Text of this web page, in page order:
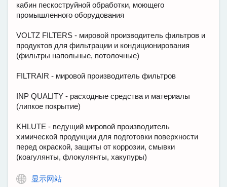
кабин пескоструйной обработки, моющего
промышленного оборудования
VOLTZ FILTERS - мировой производитель фильтров и
продуктов для фильтрации и кондиционирования
(фильтры напольные, потолочные)
FILTRAIR - мировой производитель фильтров
INP QUALITY - расходные средства и материалы
(липкое покрытие)
KHLUTE - ведущий мировой производитель
химической продукции для подготовки поверхности
перед окраской, защиты от коррозии, смывки
(коагулянты, флокулянты, хакупуры)
显示网站